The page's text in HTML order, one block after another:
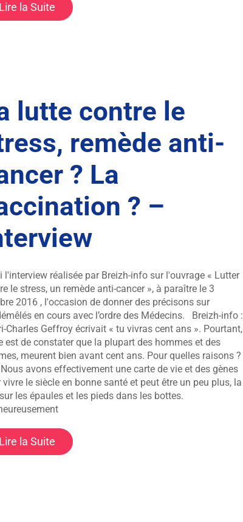
Lire la Suite
lutte contre le
remède anti-
? La
? –
l'interview réalisée par Breizh-info sur l'ouvrage « Lutter
le stress, un remède anti-cancer », à paraître le 3
2016 , l'occasion de donner des précisons sur
en cours avec l’ordre des Médecins. Breizh-info :
Charles Geffroy écrivait « tu vivras cent ans ». Pourtant,
est de constater que la plupart des hommes et des
meurent bien avant cent ans. Pour quelles raisons ?
avons effectivement une carte de vie et des gènes
vivre le siècle en bonne santé et peut être un peu plus, la
les épaules et les pieds dans les bottes.
Lire la Suite